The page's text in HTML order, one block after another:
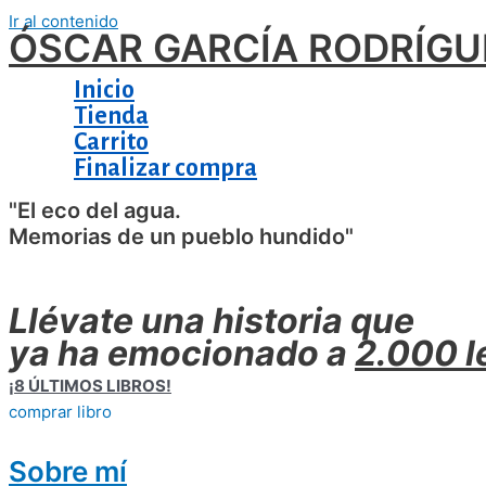
Ir al contenido
ÓSCAR GARCÍA
Inicio
Tienda
Carrito
Finalizar compra
"El eco del agua.
Memorias de un pueblo hundido"
Llévate una historia que
ya ha emocionado a 2.000
¡8 ÚLTIMOS LIBROS!
comprar libro
Sobre mí